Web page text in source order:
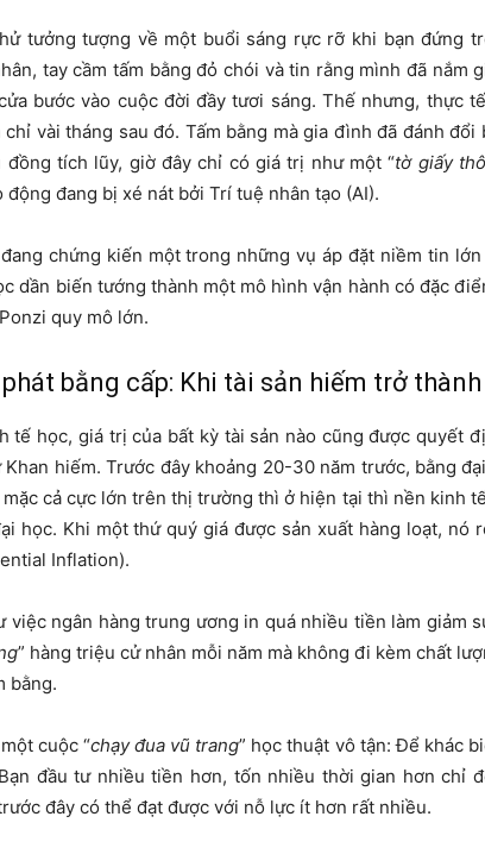
tưởng tượng về một buổi sáng rực rỡ khi bạn đứng
tay cầm tấm bằng đỏ chói và tin rằng mình đã nắm
bước vào cuộc đời đầy tươi sáng. Thế nhưng, thực
chỉ vài tháng sau đó. Tấm bằng mà gia đình đã đánh
đồng tích lũy, giờ đây chỉ có giá trị như một “tờ giấy
động đang bị xé nát bởi Trí tuệ nhân tạo (AI).
chứng kiến một trong những vụ áp đặt niềm tin
dần biến tướng thành một mô hình vận hành có đặc
quy mô lớn.
phát bằng cấp: Khi tài sản hiếm trở
tế học, giá trị của bất kỳ tài sản nào cũng được quyết
Khan hiếm. Trước đây khoảng 20-30 năm trước, bằng
mặc cả cực lớn trên thị trường thì ở hiện tại thì nền kinh
học. Khi một thứ quý giá được sản xuất hàng loạt, nó
Inflation).
việc ngân hàng trung ương in quá nhiều tiền làm giảm
” hàng triệu cử nhân mỗi năm mà không đi kèm chất
bằng.
cuộc “chạy đua vũ trang” học thuật vô tận: Để khác
đầu tư nhiều tiền hơn, tốn nhiều thời gian hơn chỉ
đây có thể đạt được với nỗ lực ít hơn rất nhiều.